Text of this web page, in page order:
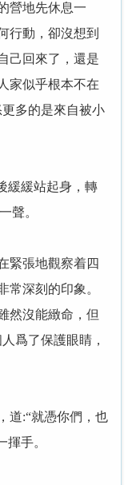
營地先休息一
行動，卻沒想到
己回來了，還是
家似乎根本不在
多的是來自被小
緩緩站起身，轉
聲。
緊張地觀察着四
常深刻的印象。
然沒能緻命，但
爲了保護眼睛，
道:“就憑你們，也
手。